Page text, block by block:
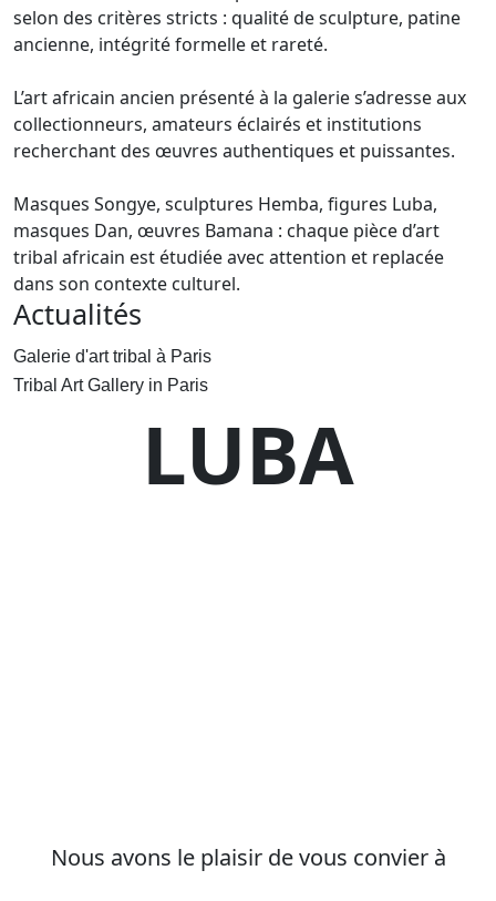
selon des critères stricts : qualité de sculpture, patine
ancienne, intégrité formelle et rareté.
L’art africain ancien présenté à la galerie s’adresse aux
collectionneurs, amateurs éclairés et institutions
recherchant des œuvres authentiques et puissantes.
Masques Songye, sculptures Hemba, figures Luba,
masques Dan, œuvres Bamana : chaque pièce d’art
tribal africain est étudiée avec attention et replacée
dans son contexte culturel.
Actualités
Galerie d'art tribal à Paris
Tribal Art Gallery in Paris
LUBA
Nous avons le plaisir de vous convier à